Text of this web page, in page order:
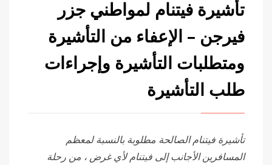
تأشيرة فيتنام لمواطني جزر
فيرجن – الإعفاء من التأشيرة
ومتطلبات التأشيرة وإجراءات
طلب التأشيرة
تأشيرة فيتنام الصالحة مطلوبة بالنسبة لمعظم
المسافرين الأجانب إلى فيتنام لأي غرض ، من رحلة